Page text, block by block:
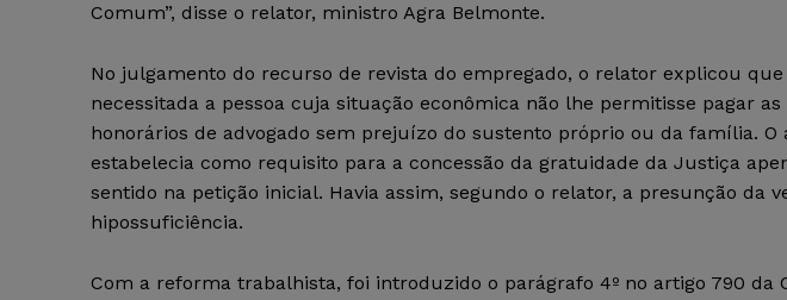
Comum”, disse o relator, ministro Agra Belmonte.
No julgamento do recurso de revista do empregado, o relator explicou que
necessitada a pessoa cuja situação econômica não lhe permitisse pagar
honorários de advogado sem prejuízo do sustento próprio ou da família. O
estabelecia como requisito para a concessão da gratuidade da Justiça
sentido na petição inicial. Havia assim, segundo o relator, a presunção da
hipossuficiência.
Com a reforma trabalhista, foi introduzido o parágrafo 4º no artigo 790 da